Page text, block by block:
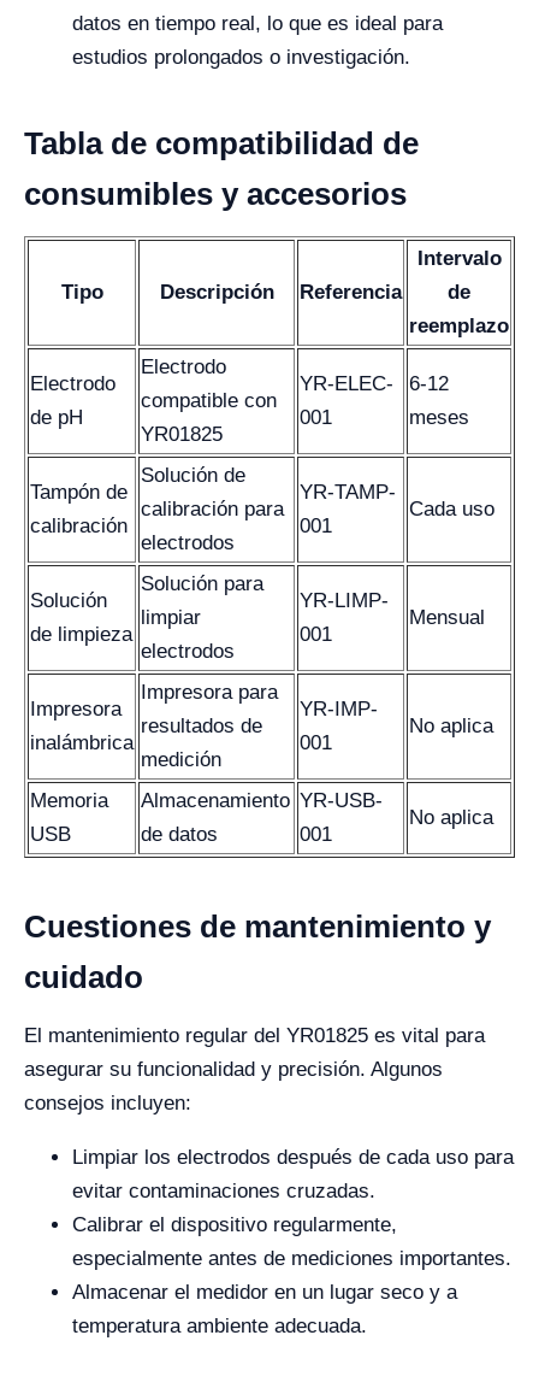
datos en tiempo real, lo que es ideal para
estudios prolongados o investigación.
Tabla de compatibilidad de
consumibles y accesorios
Tipo Descripción Referencia
Intervalo
de
reemplazo
Electrodo
de pH
Electrodo
compatible con
YR01825
YR-ELEC-
001
6-12
meses
Tampón de
calibración
Solución de
calibración para
electrodos
YR-TAMP-
001
Cada uso
Solución
de limpieza
Solución para
limpiar
electrodos
YR-LIMP-
001
Mensual
Impresora
inalámbrica
Impresora para
resultados de
medición
YR-IMP-
001
No aplica
Memoria
USB
Almacenamiento
de datos
YR-USB-
001
No aplica
Cuestiones de mantenimiento y
cuidado
El mantenimiento regular del YR01825 es vital para
asegurar su funcionalidad y precisión. Algunos
consejos incluyen:
Limpiar los electrodos después de cada uso para
evitar contaminaciones cruzadas.
Calibrar el dispositivo regularmente,
especialmente antes de mediciones importantes.
Almacenar el medidor en un lugar seco y a
temperatura ambiente adecuada.